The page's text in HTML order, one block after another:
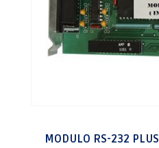
MODULO RS-232 PLUS